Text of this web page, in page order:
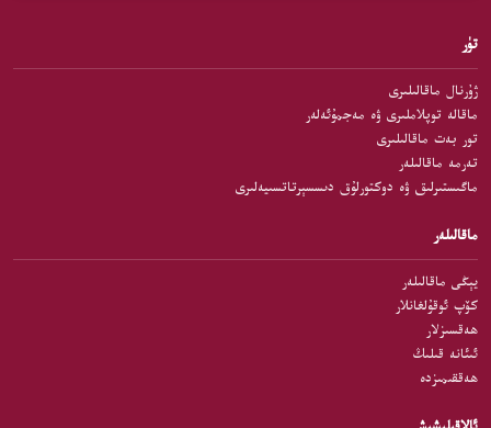
تۈر
ژۇرنال ماقالىلىرى
ماقالە توپلاملىرى ۋە مەجمۇئەلەر
تور بەت ماقالىلىرى
تەرمە ماقالىلەر
ماگىستىرلىق ۋە دوكتورلۇق دىسسېرتاتسىيەلىرى
ماقالىلەر
يېڭى ماقالىلەر
كۆپ ئوقۇلغانلار
ھەقسىزلار
ئىئانە قىلىڭ
ھەققىمىزدە